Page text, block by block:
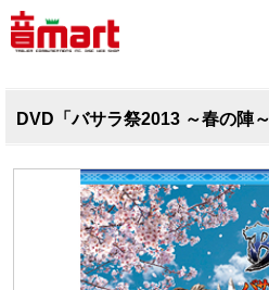
DVD「バサラ祭2013 ～春の陣～